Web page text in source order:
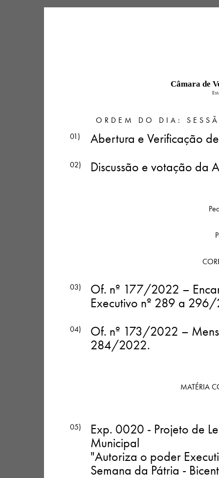
Câmara de
ORDEM DO DIA:
01)
Abertura e Verificação
02) Discussão e votação da
03)
Of. nº 177/2022 –
Executivo nº 289 a
04)
Of. nº 173/2022 –
284/2022.
MATÉRIA
05)
Exp. 0020 - Projeto de
Municipal
"Autoriza o poder
Semana da Pátria -